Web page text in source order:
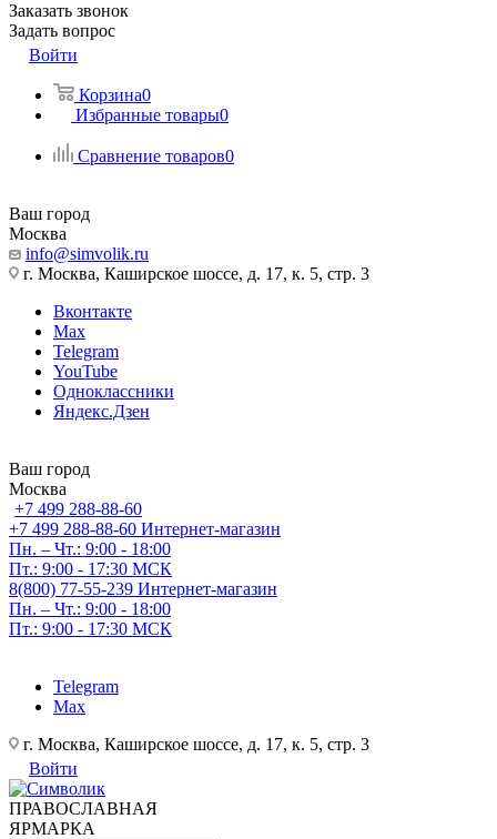
Заказать звонок
Задать вопрос
Войти
Корзина0
Избранные товары0
Сравнение товаров0
Ваш город
Москва
info@simvolik.ru
г. Москва, Каширское шоссе, д. 17, к. 5, стр. 3
Вконтакте
Max
Telegram
YouTube
Одноклассники
Яндекс.Дзен
Ваш город
Москва
+7 499 288-88-60
+7 499 288-88-60 Интернет-магазин
Пн. – Чт.: 9:00 - 18:00
Пт.: 9:00 - 17:30 МСК
8(800) 77-55-239 Интернет-магазин
Пн. – Чт.: 9:00 - 18:00
Пт.: 9:00 - 17:30 МСК
Telegram
Max
г. Москва, Каширское шоссе, д. 17, к. 5, стр. 3
Войти
ПРАВОСЛАВНАЯ
ЯРМАРКА